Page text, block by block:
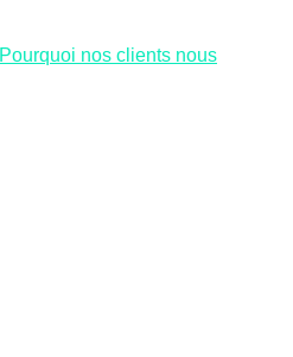
nos clients nous